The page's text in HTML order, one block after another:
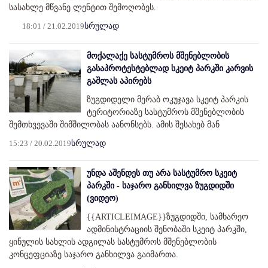
სასახლე მწვანე ლენტით შემოღობეს.
18:01 / 21.02.2019სრულად
მოქალაქე სასტუმროს მშენებლობის
გასაპროტესტებლად სკეიტ პარკში კარვის
გაშლას აპირებს
ზუგდიდელი მერაბ ოკუჯავა სკეიტ პარკის
ტერიტორიაზე სასტუმროს მშენებლობის
შემთხვევაში შიმშილობას აანონსებს. ამის შესახებ მან
15:23 / 20.02.2019სრულად
უნდა აშენდეს თუ არა სასტუმრო სკეიტ
პარკში - საჯარო განხილვა ზუგდიდში
(ვიდეო)
{{ARTICLEIMAGE}}ზუგდიდში, სამხარეო
ადმინისტრაციის შენობაში სკეიტ პარკში,
ყინულის სახლის ადგილას სასტუმროს მშენებლობის
კონცეფციაზე საჯარო განხილვა გაიმართა.